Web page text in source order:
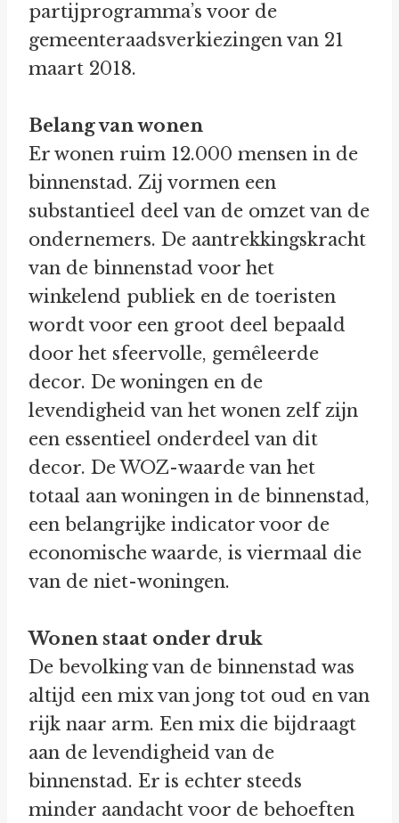
partijprogramma’s voor de
gemeenteraadsverkiezingen van 21
maart 2018.
Belang van wonen
Er wonen ruim 12.000 mensen in de
binnenstad. Zij vormen een
substantieel deel van de omzet van de
ondernemers. De aantrekkingskracht
van de binnenstad voor het
winkelend publiek en de toeristen
wordt voor een groot deel bepaald
door het sfeervolle, gemêleerde
decor. De woningen en de
levendigheid van het wonen zelf zijn
een essentieel onderdeel van dit
decor. De WOZ-waarde van het
totaal aan woningen in de binnenstad,
een belangrijke indicator voor de
economische waarde, is viermaal die
van de niet-woningen.
Wonen staat onder druk
De bevolking van de binnenstad was
altijd een mix van jong tot oud en van
rijk naar arm. Een mix die bijdraagt
aan de levendigheid van de
binnenstad. Er is echter steeds
minder aandacht voor de behoeften